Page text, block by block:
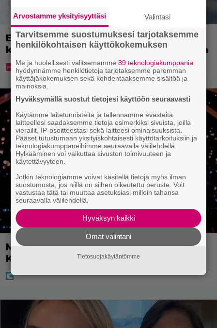
Ekaluokkalaisille jaetaan ilmainen
kotiavain – katso, mistä sen voi hakea
MTV: He ovat uudet Tanssii Tähtien
Kanssa -kilpailijat!
Arvostamme yksityisyyttäsi Valintasi
Tarvitsemme suostumuksesi tarjotaksemme
henkilökohtaisen käyttökokemuksen
Me ja huolellisesti valitsemamme89 teknologiakumppania
hyödynnämme henkilötietoja tarjotaksemme paremman
käyttäjäkokemuksen sekä kohdentaaksemme sisältöä ja
mainoksia.
Hyväksymällä suostut tietojesi käyttöön seuraavasti
Käytämme laitetunnisteita ja tallennamme evästeitä
laitteellesi saadaksemme tietoja esimerkiksi sivuista, joilla
vierailit, IP-osoitteestasi sekä laitteesi ominaisuuksista.
Pääset tutustumaan yksityiskohtaisesti käyttötarkoituksiin ja
teknologiakumppaneihimme seuraavalla välilehdellä.
Hylkääminen voi vaikuttaa sivuston toimivuuteen ja
käytettävyyteen.
Jotkin teknologiamme voivat käsitellä tietoja myös ilman
suostumusta, jos niillä on siihen oikeutettu peruste. Voit
vastustaa tätä tai muuttaa asetuksiasi milloin tahansa
seuraavalla välilehdellä.
Hyväksyn kaikki
Omat valintani
Tietosuojakäytäntömme